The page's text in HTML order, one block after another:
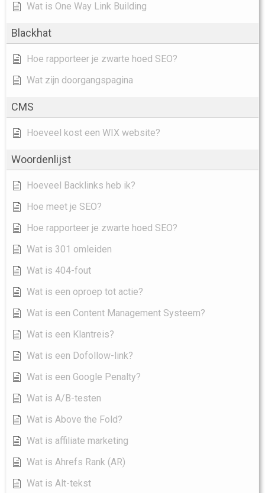
Wat is One Way Link Building
Blackhat
Hoe rapporteer je zwarte hoed SEO?
Wat zijn doorgangspagina
CMS
Hoeveel kost een WIX website?
Woordenlijst
Hoeveel Backlinks heb ik?
Hoe meet je SEO?
Hoe rapporteer je zwarte hoed SEO?
Wat is 301 omleiden
Wat is 404-fout
Wat is een oproep tot actie?
Wat is een Content Management Systeem?
Wat is een Klantreis?
Wat is een Dofollow-link?
Wat is een Google Penalty?
Wat is A/B-testen
Wat is Above the Fold?
Wat is affiliate marketing
Wat is Ahrefs Rank (AR)
Wat is Alt-tekst